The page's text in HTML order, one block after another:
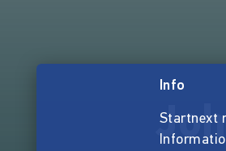
Info
Startnext